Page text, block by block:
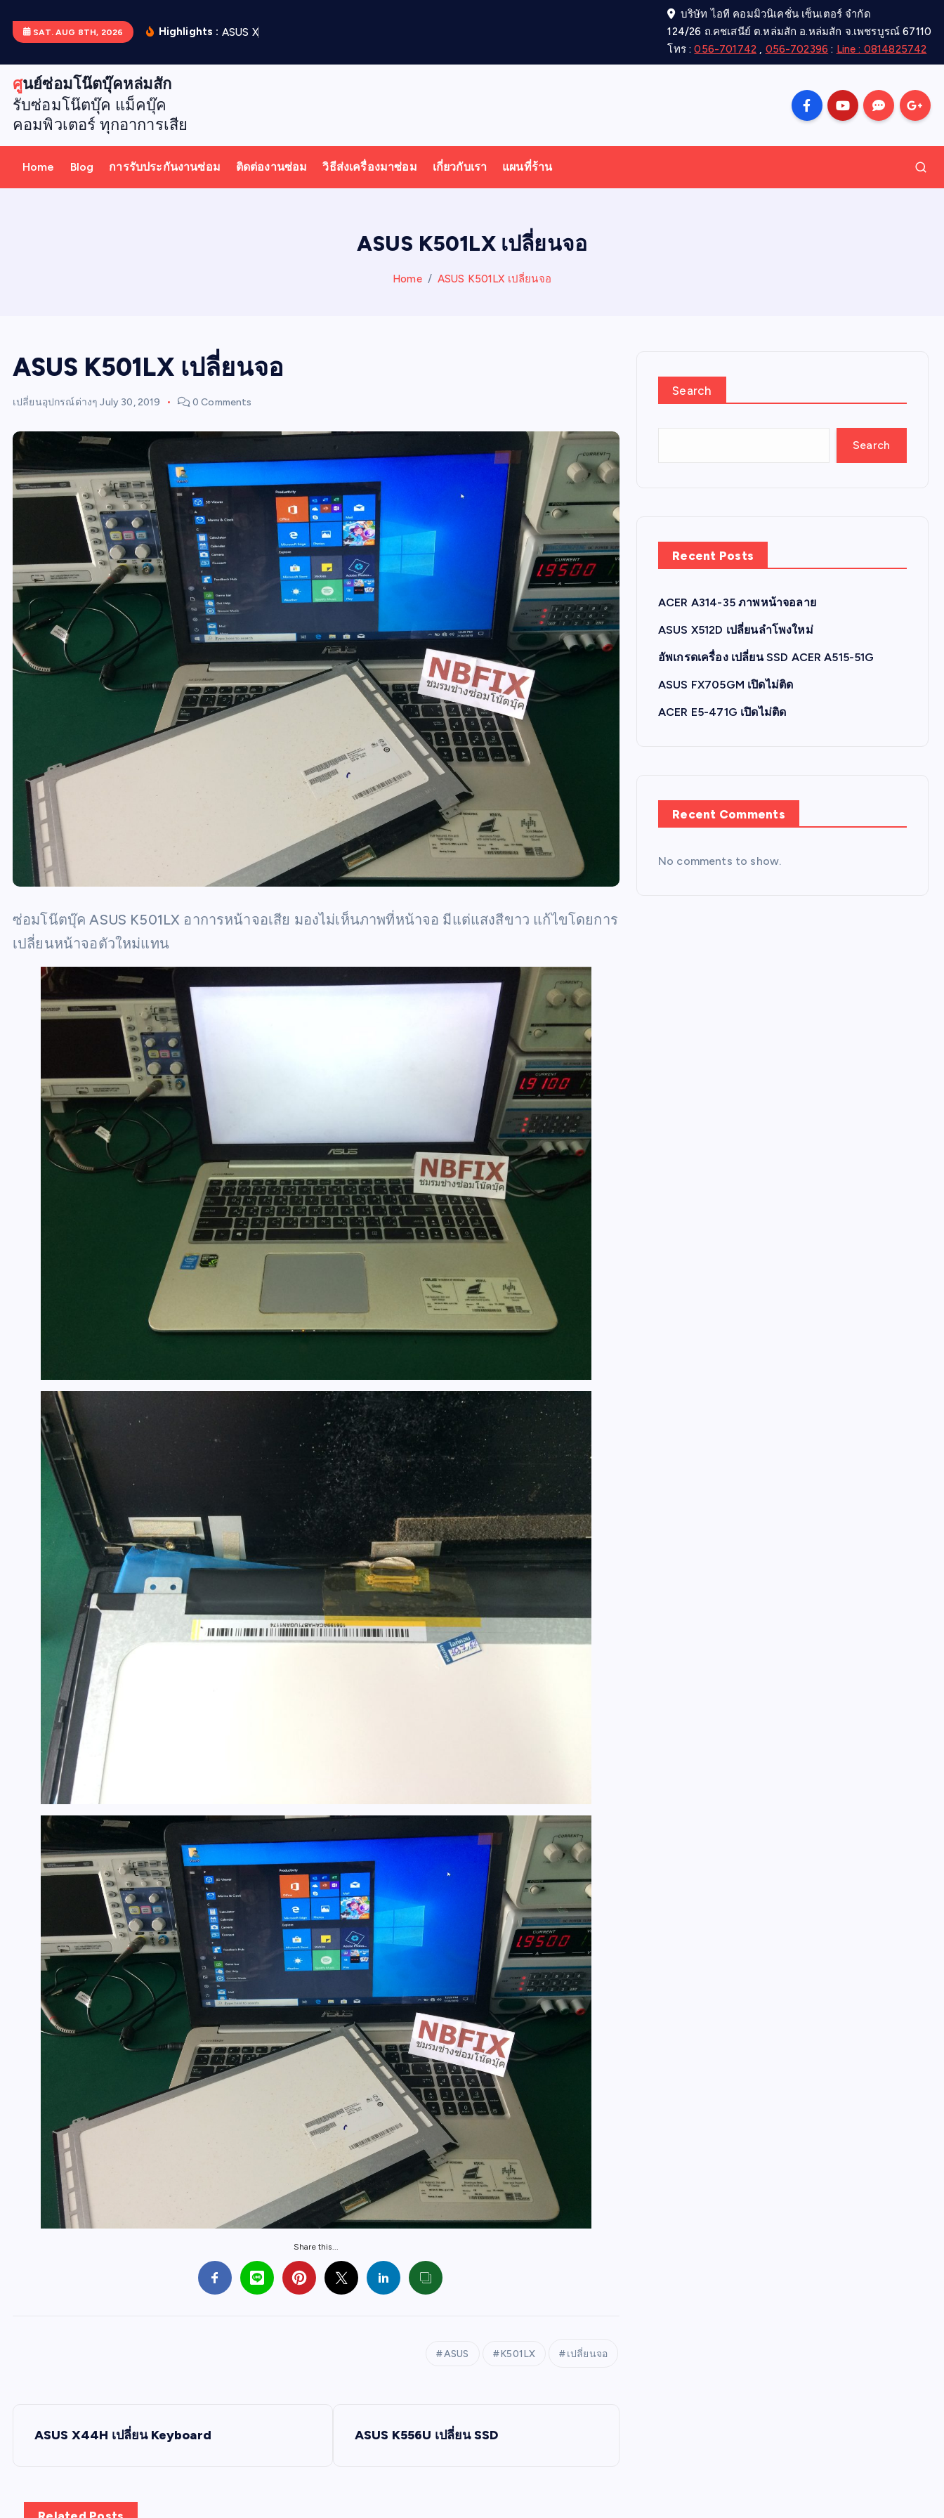
p
SAT. AUG 8TH, 2026 Highlights : ASUS X5
บริษัท ไอที คอมมิวนิเคชั่น เซ็นเตอร์ จำกัด
124/26 ถ.คชเสนีย์ ต.หล่มสัก อ.หล่มสัก จ.เพชรบูรณ์ 67110
โทร :056-701742 , 056-702396 : Line : 0814825742
ศูนย์ซ่อมโน๊ตบุ๊คหล่มสัก
รับซ่อมโน๊ตบุ๊ค แม็คบุ๊ค
คอมพิวเตอร์ ทุกอาการเสีย
Home Blog การรับประกันงานซ่อม ติดต่องานซ่อม วิธีส่งเครื่องมาซ่อม เกี่ยวกับเรา แผนที่ร้าน
ASUS K501LX เปลี่ยนจอ
Home ASUS K501LX เปลี่ยนจอ
ASUS K501LX เปลี่ยนจอ
เปลี่ยนอุปกรณ์ต่างๆ July 30, 2019 0 Comments
ซ่อมโน๊ตบุ๊ค ASUS K501LX อาการหน้าจอเสีย มองไม่เห็นภาพที่หน้าจอ มีแต่แสงสีขาว แก้ไขโดยการ
เปลี่ยนหน้าจอตัวใหม่แทน
Share this...
ASUS K501LX เปลี่ยนจอ
s
ASUS X44H เปลี่ยน Keyboard ASUS K556U เปลี่ยน SSD
Search
Search
Recent Posts
ACER A314-35 ภาพหน้าจอลาย
ASUS X512D เปลี่ยนลำโพงใหม่
อัพเกรดเครื่อง เปลี่ยน SSD ACER A515-51G
ASUS FX705GM เปิดไม่ติด
ACER E5-471G เปิดไม่ติด
Recent Comments
No comments to show.